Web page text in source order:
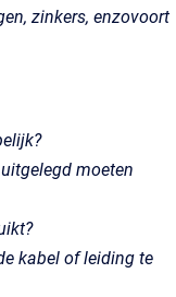
zinkers, enzovoort
moeten
kabel of leiding te